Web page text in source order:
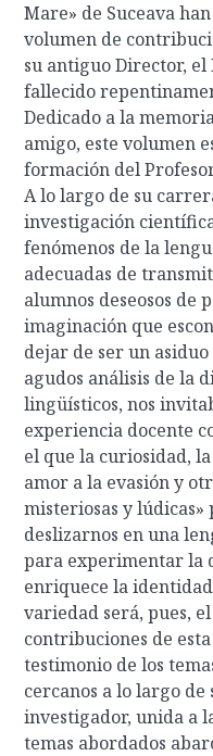
Mare» de Suceava
volumen de
su antiguo Director, el
fallecido
Dedicado a la
amigo, este volumen
formación del
A lo largo de su
investigación
fenómenos de la
adecuadas de
alumnos deseosos de
imaginación que
dejar de ser un
agudos análisis de la
lingüísticos, nos
experiencia docente
el que la curiosidad,
amor a la evasión y
misteriosas y lúdicas»
deslizarnos en una
para experimentar la
enriquece la
variedad será, pues,
contribuciones de
testimonio de los
cercanos a lo largo
investigador, unida a
temas abordados